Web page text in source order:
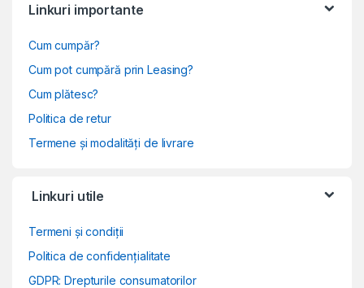
Linkuri importante
Cum cumpăr?
Cum pot cumpără prin Leasing?
Cum plătesc?
Politica de retur
Termene și modalități de livrare
Linkuri utile
Termeni și condiții
Politica de confidențialitate
GDPR: Drepturile consumatorilor